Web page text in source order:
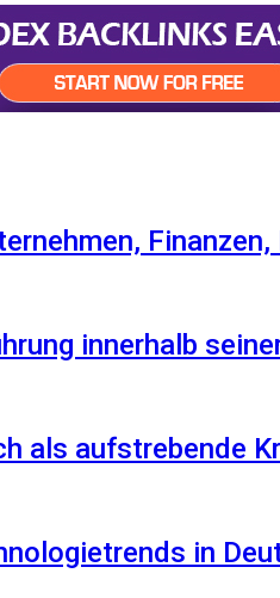
innerhalb
als aufstrebende
in